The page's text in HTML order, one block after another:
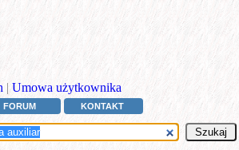
| Umowa użytkownika
FORUM KONTAKT